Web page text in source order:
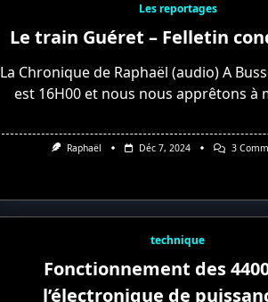
Les reportages
Le train Guéret – Felletin
La Chronique de Raphaël (audio) A
est 16H00 et nous nous apprêtons à
Raphaël Déc 7, 2024 3
technique
Fonctionnement des
l’électronique de